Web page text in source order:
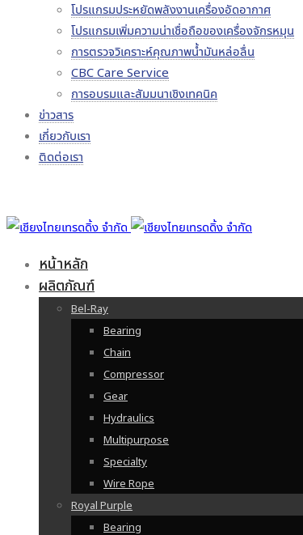
โปรแกรมประหยัดพลังงานเครื่องอัดอากาศ
โปรแกรมเพิ่มความน่าเชื่อถือของเครื่องจักรหมุน
การตรวจวิเคราะห์คุณภาพน้ำมันหล่อลื่น
CBC Care Service
การอบรมและสัมมนาเชิงเทคนิค
ข่าวสาร
เกี่ยวกับเรา
ติดต่อเรา
หน้าหลัก
ผลิตภัณฑ์
Bel-Ray
Bearing
Chain
Compressor
Gear
Hydraulics
Multipurpose
Specialty
Wire Rope
Royal Purple
Bearing